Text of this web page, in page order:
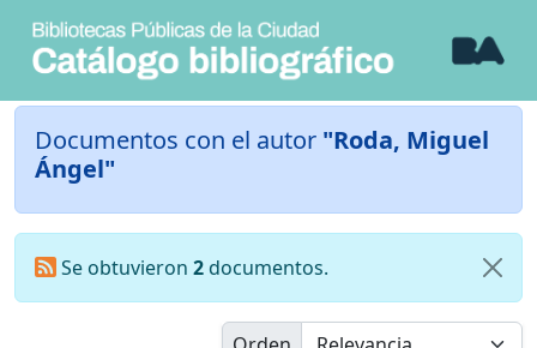
Documentos con el autor "Roda, Miguel
Ángel"
Se obtuvieron 2documentos.